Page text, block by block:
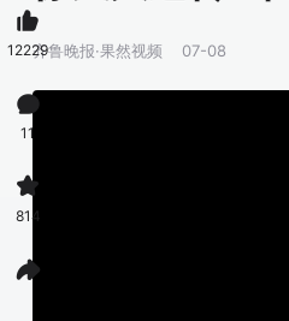
齐鲁晚报·果然视频 07-08
12229
11
814